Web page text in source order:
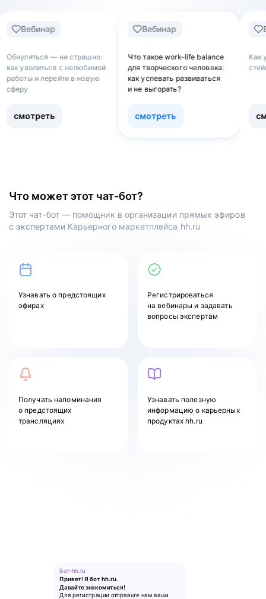
Вебинар
Обнуляться — не страшно:
как уволиться с нелюбимой
работы и перейти в новую
сферу
смотреть
Вебинар
Что такое work-life balance
для творческого человека:
как успевать развиваться
и не выгорать?
смотреть
Как
Что может этот чат-бот?
Этот чат-бот — помощник в организации прямых эфиров
с экспертами Карьерного маркетплейса hh.ru
Узнаватьо предстоящих
эфирах
Регистрироваться
на вебинары и задавать
вопросы экспертам
Получать напоминания
о предстоящих
трансляциях
Узнавать полезную
информацию о карьерных
продуктах hh.ru
Бот-hh.ru
Привет! Я бот hh.ru.
Давайте знакомиться!
Для регистрации отправьте нам ваши